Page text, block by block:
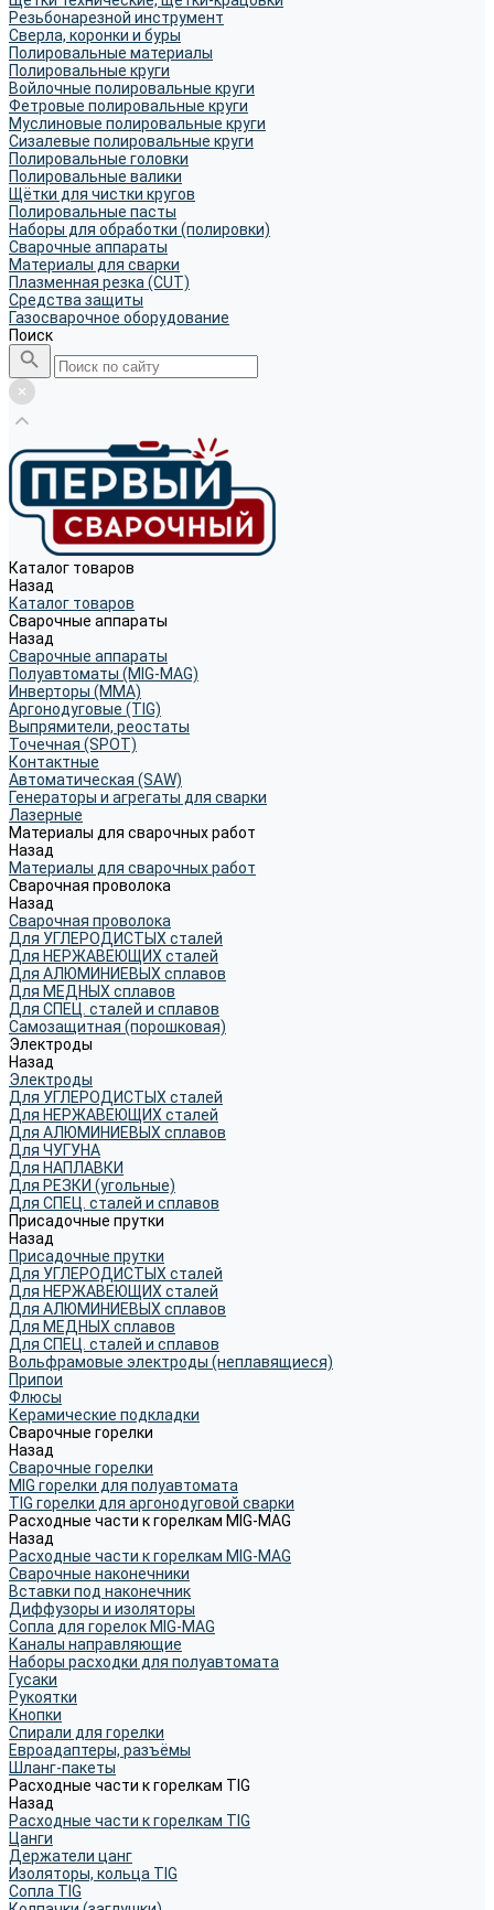
Резьбонарезной инструмент
Сверла, коронки и буры
Полировальные материалы
Полировальные круги
Войлочные полировальные круги
Фетровые полировальные круги
Муслиновые полировальные круги
Cизалевые полировальные круги
Полировальные головки
Полировальные валики
Щётки для чистки кругов
Полировальные пасты
Наборы для обработки (полировки)
Сварочные аппараты
Материалы для сварки
Плазменная резка (CUT)
Средства защиты
Газосварочное оборудование
Поиск
Каталог товаров
Назад
Каталог товаров
Сварочные аппараты
Назад
Сварочные аппараты
Полуавтоматы (MIG-MAG)
Инверторы (MMA)
Аргонодуговые (TIG)
Выпрямители, реостаты
Точечная (SPOT)
Контактные
Автоматическая (SAW)
Генераторы и агрегаты для сварки
Лазерные
Материалы для сварочных работ
Назад
Материалы для сварочных работ
Сварочная проволока
Назад
Сварочная проволока
Для УГЛЕРОДИСТЫХ сталей
Для НЕРЖАВЕЮЩИХ сталей
Для АЛЮМИНИЕВЫХ сплавов
Для МЕДНЫХ сплавов
Для СПЕЦ. сталей и сплавов
Самозащитная (порошковая)
Электроды
Назад
Электроды
Для УГЛЕРОДИСТЫХ сталей
Для НЕРЖАВЕЮЩИХ сталей
Для АЛЮМИНИЕВЫХ сплавов
Для ЧУГУНА
Для НАПЛАВКИ
Для РЕЗКИ (угольные)
Для СПЕЦ. сталей и сплавов
Присадочные прутки
Назад
Присадочные прутки
Для УГЛЕРОДИСТЫХ сталей
Для НЕРЖАВЕЮЩИХ сталей
Для АЛЮМИНИЕВЫХ сплавов
Для МЕДНЫХ сплавов
Для СПЕЦ. сталей и сплавов
Вольфрамовые электроды (неплавящиеся)
Припои
Флюсы
Керамические подкладки
Сварочные горелки
Назад
Сварочные горелки
MIG горелки для полуавтомата
TIG горелки для аргонодуговой сварки
Расходные части к горелкам MIG-MAG
Назад
Расходные части к горелкам MIG-MAG
Сварочные наконечники
Вставки под наконечник
Диффузоры и изоляторы
Сопла для горелок MIG-MAG
Каналы направляющие
Наборы расходки для полуавтомата
Гусаки
Рукоятки
Кнопки
Спирали для горелки
Евроадаптеры, разъёмы
Шланг-пакеты
Расходные части к горелкам TIG
Назад
Расходные части к горелкам TIG
Цанги
Держатели цанг
Изоляторы, кольца TIG
Сопла TIG